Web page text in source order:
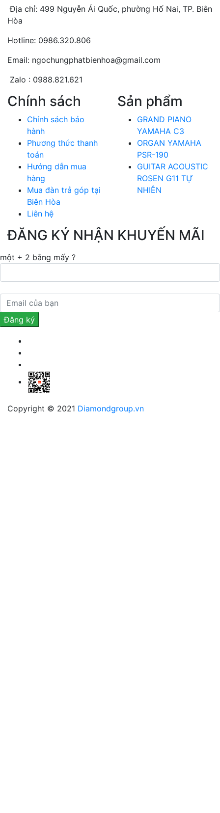
Địa chỉ: 499 Nguyễn Ái Quốc, phường Hố Nai, TP. Biên
Hòa
Hotline: 0986.320.806
Email: ngochungphatbienhoa@gmail.com
Zalo : 0988.821.621
Chính sách
Chính sách bảo
hành
Phương thức thanh
toán
Hướng dẫn mua
hàng
Mua đàn trả góp tại
Biên Hòa
Liên hệ
Sản phẩm
GRAND PIANO
YAMAHA C3
ORGAN YAMAHA
PSR-190
GUITAR ACOUSTIC
ROSEN G11 TỰ
NHIÊN
ĐĂNG KÝ NHẬN KHUYẾN MÃI
một + 2 bằng mấy ?
Copyright © 2021 Diamondgroup.vn